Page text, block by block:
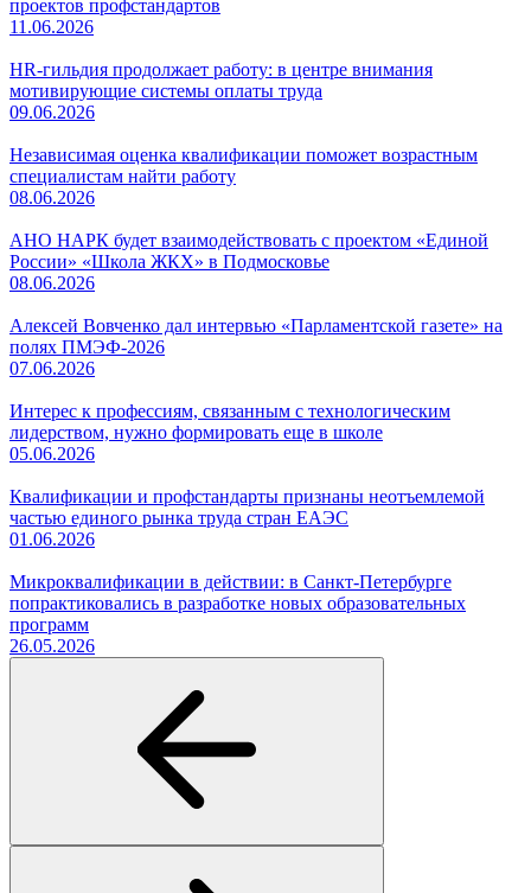
проектов профстандартов
11.06.2026
HR-гильдия продолжает работу: в центре внимания
мотивирующие системы оплаты труда
09.06.2026
Независимая оценка квалификации поможет возрастным
специалистам найти работу
08.06.2026
АНО НАРК будет взаимодействовать с проектом «Единой
России» «Школа ЖКХ» в Подмосковье
08.06.2026
Алексей Вовченко дал интервью «Парламентской газете» на
полях ПМЭФ-2026
07.06.2026
Интерес к профессиям, связанным с технологическим
лидерством, нужно формировать еще в школе
05.06.2026
Квалификации и профстандарты признаны неотъемлемой
частью единого рынка труда стран ЕАЭС
01.06.2026
Микроквалификации в действии: в Санкт-Петербурге
попрактиковались в разработке новых образовательных
программ
26.05.2026